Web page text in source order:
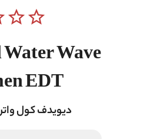
star_borderstar_border
Wave
EDT
دیویدف کول واتر